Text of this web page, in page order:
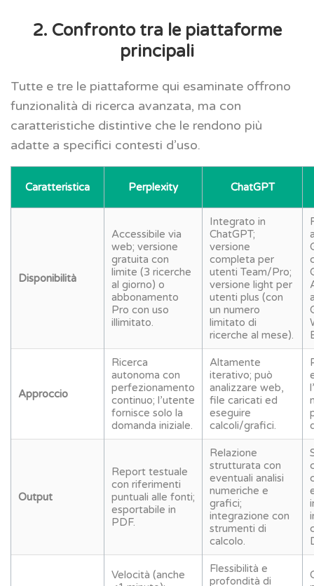
2. Confronto tra le piattaforme
principali
Tutte e tre le piattaforme qui esaminate offrono
funzionalità di ricerca avanzata, ma con
caratteristiche distintive che le rendono più
adatte a specifici contesti d’uso.
Caratteristica Perplexity ChatGPT
Disponibilità
Accessibile via
web; versione
gratuita con
limite (3 ricerche
al giorno) o
abbonamento
Pro con uso
illimitato.
Integrato in
ChatGPT;
versione
completa per
utenti Team/Pro;
versione light per
utenti plus (con
un numero
limitato di
ricerche al mese).
Approccio
Ricerca
autonoma con
perfezionamento
continuo; l’utente
fornisce solo la
domanda iniziale.
Altamente
iterativo; può
analizzare web,
file caricati ed
eseguire
calcoli/grafici.
Output
Report testuale
con riferimenti
puntuali alle fonti;
esportabile in
PDF.
Relazione
strutturata con
eventuali analisi
numeriche e
grafici;
integrazione con
strumenti di
calcolo.
Velocità (anche
Flessibilità e
profondità di